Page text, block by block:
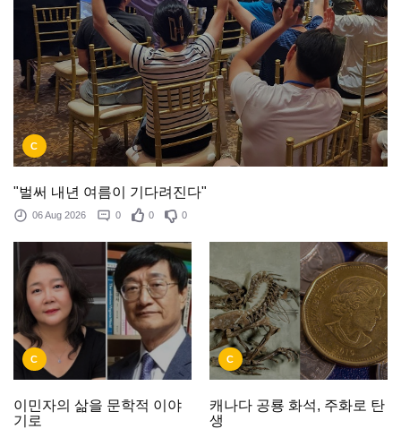
C
"벌써 내년 여름이 기다려진다"
06 Aug 2026 0 0 0
C
이민자의 삶을 문학적 이야
기로
C
캐나다 공룡 화석, 주화로 탄
생